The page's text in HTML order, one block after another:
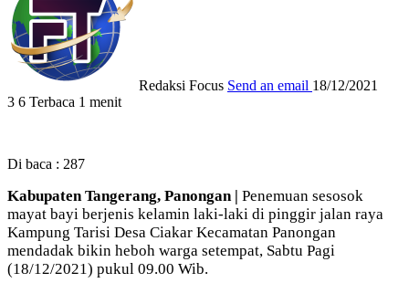
Redaksi Focus Send an email 18/12/2021
3 6 Terbaca 1 menit
Di baca : 287
Kabupaten Tangerang, Panongan | Penemuan sesosok
mayat bayi berjenis kelamin laki-laki di pinggir jalan raya
Kampung Tarisi Desa Ciakar Kecamatan Panongan
mendadak bikin heboh warga setempat, Sabtu Pagi
(18/12/2021) pukul 09.00 Wib.